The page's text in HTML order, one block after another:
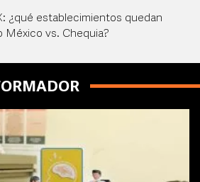
¿qué establecimientos quedan
México vs. Chequia?